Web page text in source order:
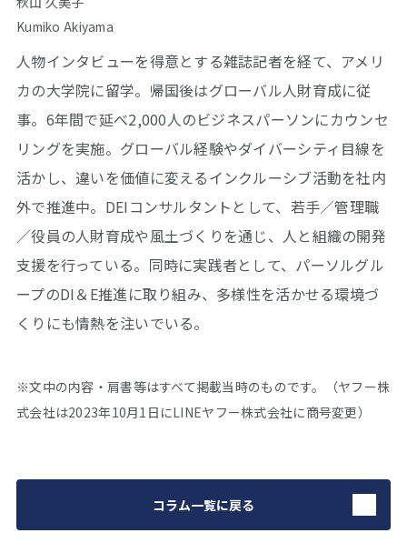
Kumiko Akiyama
人物インタビューを得意とする雑誌記者を経て、アメリ
カの大学院に留学。帰国後はグローバル人財育成に従
事。6年間で延べ2,000人のビジネスパーソンにカウンセ
リングを実施。グローバル経験やダイバーシティ目線を
活かし、違いを価値に変えるインクルーシブ活動を社内
外で推進中。DEIコンサルタントとして、若手／管理職
／役員の人財育成や風土づくりを通じ、人と組織の開発
支援を行っている。同時に実践者として、パーソルグル
ープのDI＆E推進に取り組み、多様性を活かせる環境づ
くりにも情熱を注いでいる。
※文中の内容・肩書等はすべて掲載当時のものです。
（ヤフー株
式会社は2023年10月1日にLINEヤフー株式会社に商号変更）
コラム一覧に戻る